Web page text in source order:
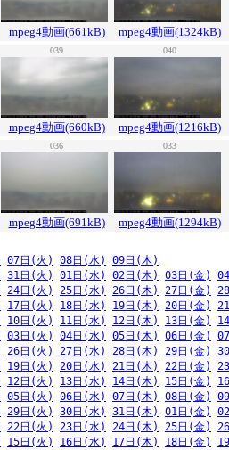
mpeg4動画(661kB) mpeg4動画(1324kB)
039 040
mpeg4動画(660kB) mpeg4動画(1216kB)
036 033
mpeg4動画(691kB) mpeg4動画(1294kB)
07日(火) 08日(水)
09日(木)
31日(火) 01日(水) 02日(木) 03日(金)
24日(火) 25日(水) 26日(木) 27日(金)
17日(火) 18日(水) 19日(木) 20日(金)
10日(火) 11日(水) 12日(木) 13日(金)
03日(火) 04日(水) 05日(木) 06日(金)
26日(火) 27日(水) 28日(木) 29日(金)
19日(火) 20日(水) 21日(木) 22日(金)
12日(火) 13日(水) 14日(木) 15日(金)
05日(火) 06日(水) 07日(木) 08日(金)
29日(火) 30日(水) 31日(木) 01日(金)
22日(火) 23日(水) 24日(木) 25日(金)
15日(火) 16日(水) 17日(木) 18日(金)